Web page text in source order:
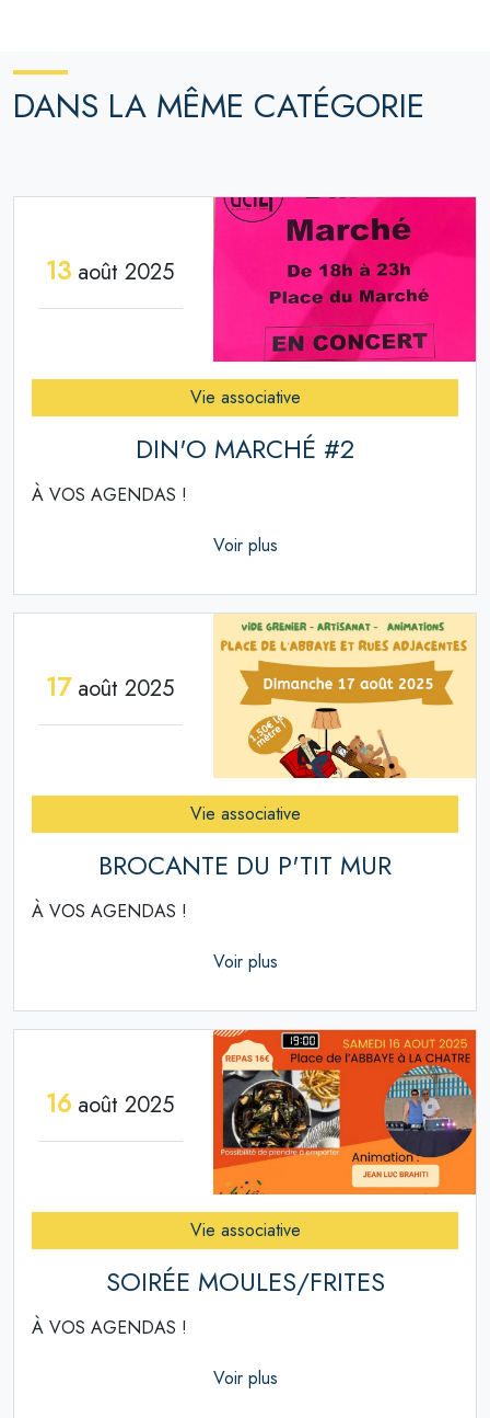
DANS LA MÊME CATÉGORIE
13 août 2025
Vie associative
DIN'O MARCHÉ #2
À VOS AGENDAS !
Voir plus
17août 2025
Vie associative
BROCANTE DU P'TIT MUR
À VOS AGENDAS !
Voir plus
16 août 2025
Vie associative
SOIRÉE MOULES/FRITES
À VOS AGENDAS !
Voir plus